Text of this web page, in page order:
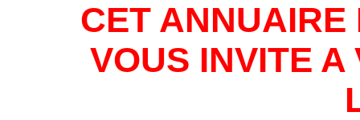
CET
VOUS INVITE A